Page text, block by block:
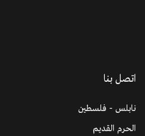
اتصل بنا
نابلس - فلسطين
الحرم القديم